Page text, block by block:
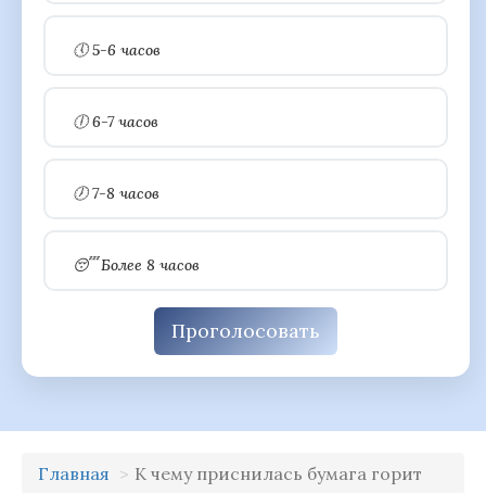
🕔 5-6 часов
🕕 6-7 часов
🕖 7-8 часов
😴 Более 8 часов
Проголосовать
Главная К чему приснилась бумага горит